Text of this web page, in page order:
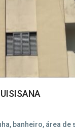
banheiro, área de